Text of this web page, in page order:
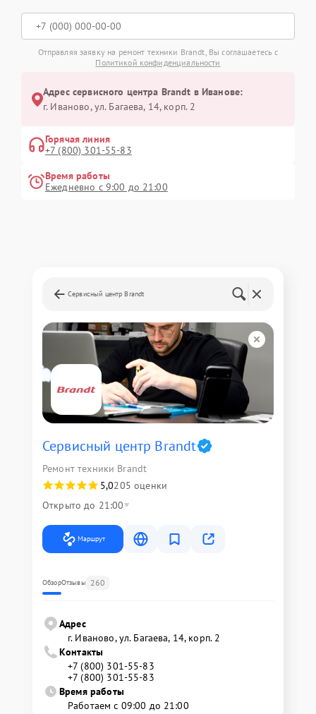
Отправляя заявку на ремонт техники Brandt, Вы соглашаетесь с
Политикой конфиденциальности
Адрес сервисного центра Brandt в Иванове:
г. Иваново, ул. Багаева, 14, корп. 2
Горячая линия
+7 (800) 301-55-83
Время работы
Ежедневно с 9:00 до 21:00
Сервисный центр Brandt
Сервисный центр Brandt
Ремонт техники Brandt
5,0205 оценки
Открыто до 21:00
Маршрут
ОбзорОтзывы 260
Адрес
г. Иваново, ул. Багаева, 14, корп. 2
Контакты
+7 (800) 301-55-83
+7 (800) 301-55-83
Время работы
Работаем с 09:00 до 21:00